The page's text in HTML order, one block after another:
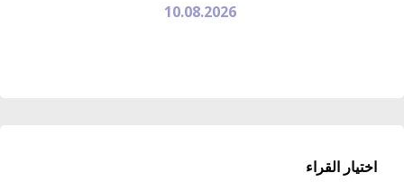
10.08.2026
اختيار القراء